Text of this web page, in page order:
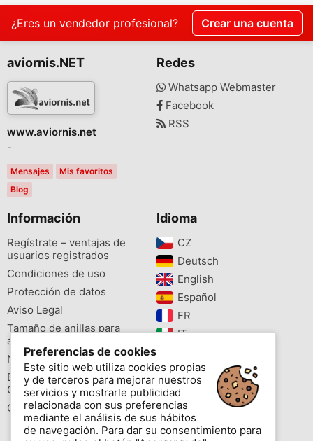
¿Eres un vendedor profesional? Crear una cuenta
aviornis.NET
www.aviornis.net
-
Mensajes
Mis favoritos
Blog
Redes
Whatsapp Webmaster
Facebook
RSS
Información
Regístrate – ventajas de
usuarios registrados
Condiciones de uso
Protección de datos
Aviso Legal
Tamaño de anillas para
aves
Newsletter
Buscador de especies
Cites
Colores de las anillas
Idioma
CZ‎
Deutsch‎
English‎
Español‎
FR‎
IT‎
PL‎
PT‎
Preferencias de cookies
Este sitio web utiliza cookies propias
y de terceros para mejorar nuestros
servicios y mostrarle publicidad
relacionada con sus preferencias
mediante el análisis de sus hábitos
de navegación. Para dar su consentimiento para